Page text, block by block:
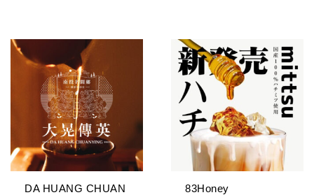
DA HUANG CHUAN
83Honey